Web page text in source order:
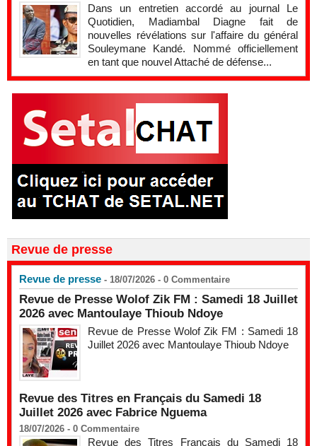
Dans un entretien accordé au journal Le
Quotidien, Madiambal Diagne fait de
nouvelles révélations sur l'affaire du général
Souleymane Kandé. Nommé officiellement
en tant que nouvel Attaché de défense...
Revue de presse
Revue de presse - 18/07/2026 - 0 Commentaire
Revue de Presse Wolof Zik FM : Samedi 18 Juillet
2026 avec Mantoulaye Thioub Ndoye
Revue de Presse Wolof Zik FM : Samedi 18
Juillet 2026 avec Mantoulaye Thioub Ndoye
Revue des Titres en Français du Samedi 18
Juillet 2026 avec Fabrice Nguema
18/07/2026 - 0 Commentaire
Revue des Titres Français du Samedi 18